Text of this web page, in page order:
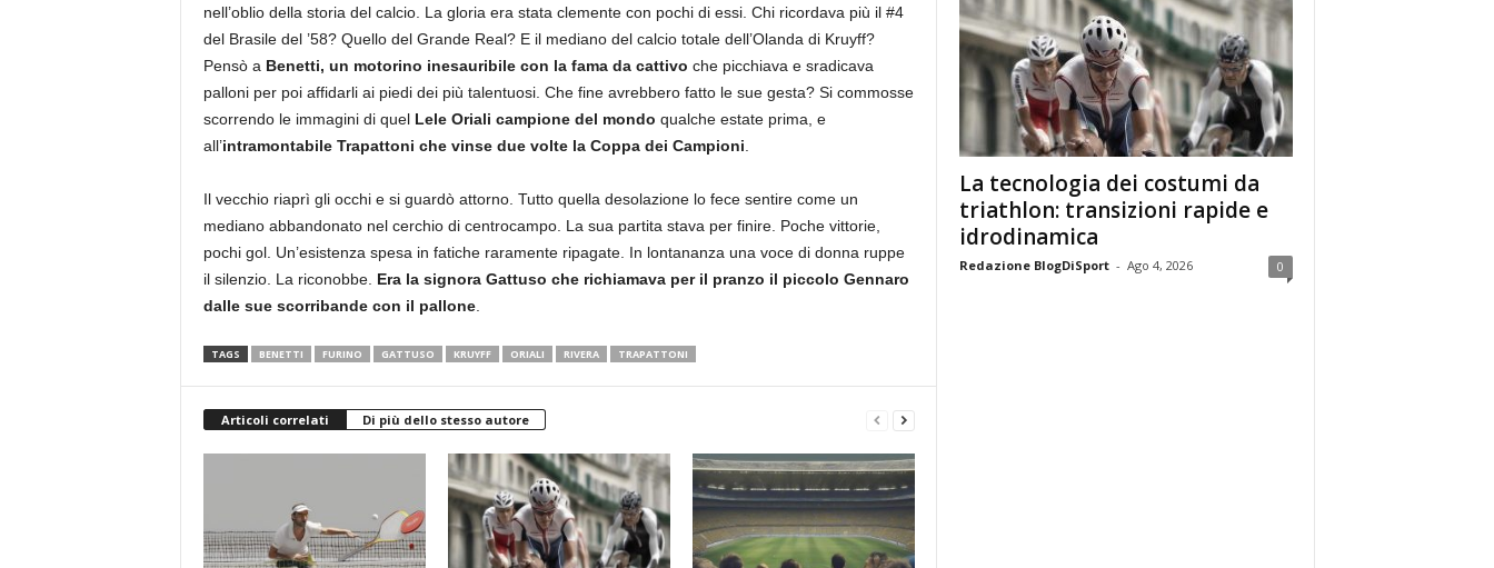
nell’oblio della storia del calcio. La gloria era stata clemente con pochi di essi. Chi ricordava più il #4
del Brasile del ’58? Quello del Grande Real? E il mediano del calcio totale dell’Olanda di Kruyff?
Pensò a Benetti, un motorino inesauribile con la fama da cattivo che picchiava e sradicava
palloni per poi affidarli ai piedi dei più talentuosi. Che fine avrebbero fatto le sue gesta? Si commosse
scorrendo le immagini di quel Lele Oriali campione del mondo qualche estate prima, e
all’intramontabile Trapattoni che vinse due volte la Coppa dei Campioni
Il vecchio riaprì gli occhi e si guardò attorno. Tutto quella desolazione lo fece sentire come un
mediano abbandonato nel cerchio di centrocampo. La sua partita stava per finire. Poche vittorie,
pochi gol. Un’esistenza spesa in fatiche raramente ripagate. In lontananza una voce di donna ruppe
il silenzio. La riconobbe. Era la signora Gattuso che richiamava per il pranzo il piccolo Gennaro
dalle sue scorribande con il pallone.
TAGS BENETTI FURINO GATTUSO KRUYFF ORIALI RIVERA TRAPATTONI
Articoli correlati Di più dello stesso autore
La tecnologia dei costumi da
triathlon: transizioni rapide e
idrodinamica
Redazione BlogDiSport - Ago 4, 2026 0